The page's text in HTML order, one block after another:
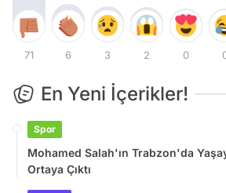
71 6 3 2 0
En Yeni İçerikler!
Spor
Mohamed Salah'ın Trabzon'da
Ortaya Çıktı